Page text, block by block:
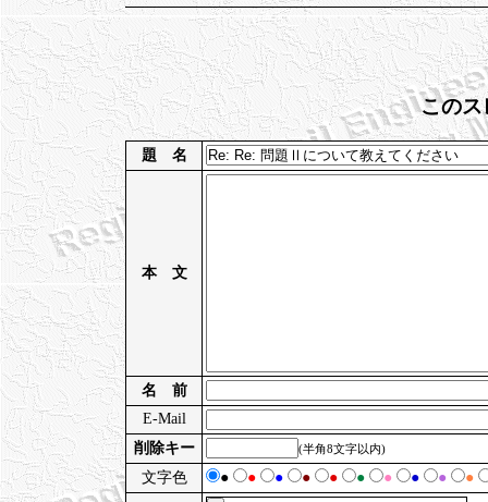
このス
題 名
本 文
名 前
E-Mail
削除キー
(半角8文字以内)
文字色 ● ● ● ● ● ● ● ● ● ●